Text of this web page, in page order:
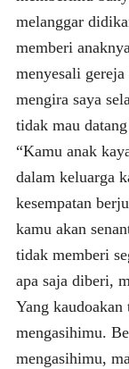
melanggar
memberi
menyesali
mengira saya
tidak mau
“Kamu anak
dalam keluarga
kesempatan
kamu akan
tidak memberi
apa saja diberi,
Yang
mengasihimu.
mengasihimu,